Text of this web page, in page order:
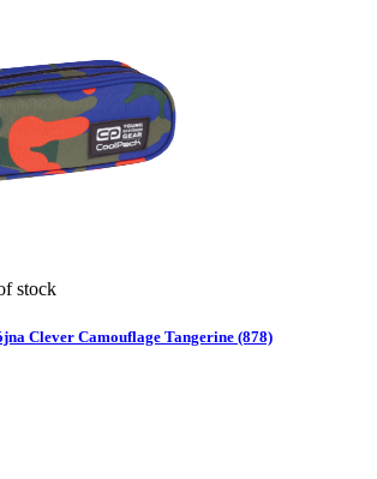
stock
Clever Camouflage Tangerine (878)